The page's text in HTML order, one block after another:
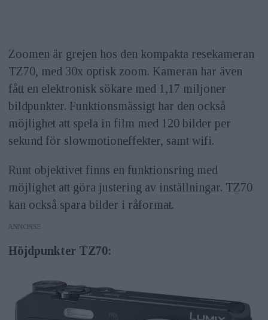
Zoomen är grejen hos den kompakta resekameran
TZ70, med 30x optisk zoom. Kameran har även
fått en elektronisk sökare med 1,17 miljoner
bildpunkter. Funktionsmässigt har den också
möjlighet att spela in film med 120 bilder per
sekund för slowmotioneffekter, samt wifi.
Runt objektivet finns en funktionsring med
möjlighet att göra justering av inställningar. TZ70
kan också spara bilder i råformat.
ANNONS
Höjdpunkter TZ70: